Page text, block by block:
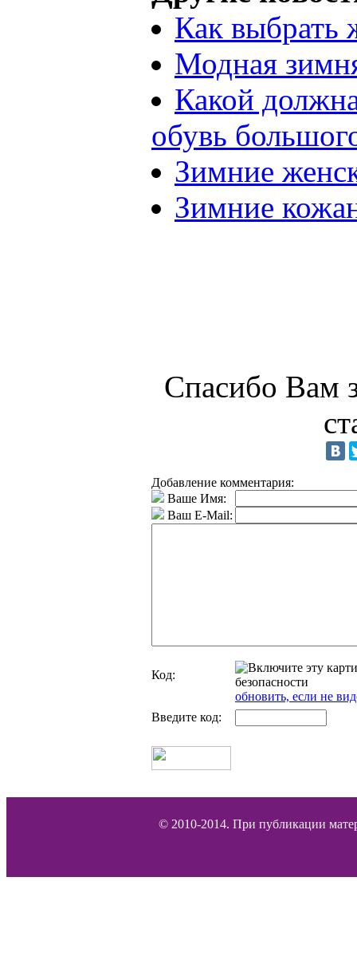
Как выбрать
Модная
Какой
обувь
Зимние
Зимние
Спасибо Вам
Добавление комментария:
Ваше Имя:
Ваш E-Mail:
Код:
обновить, если не
Введите код:
© 2010-2014. При публикации